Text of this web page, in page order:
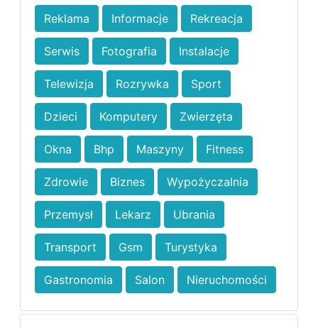
Reklama Informacje Rekreacja
Serwis Fotografia Instalacje
Telewizja Rozrywka Sport
Dzieci Komputery Zwierzęta
Okna Bhp Maszyny Fitness
Zdrowie Biznes Wypożyczalnia
Przemysł Lekarz Ubrania
Transport Gsm Turystyka
Gastronomia Salon Nieruchomości